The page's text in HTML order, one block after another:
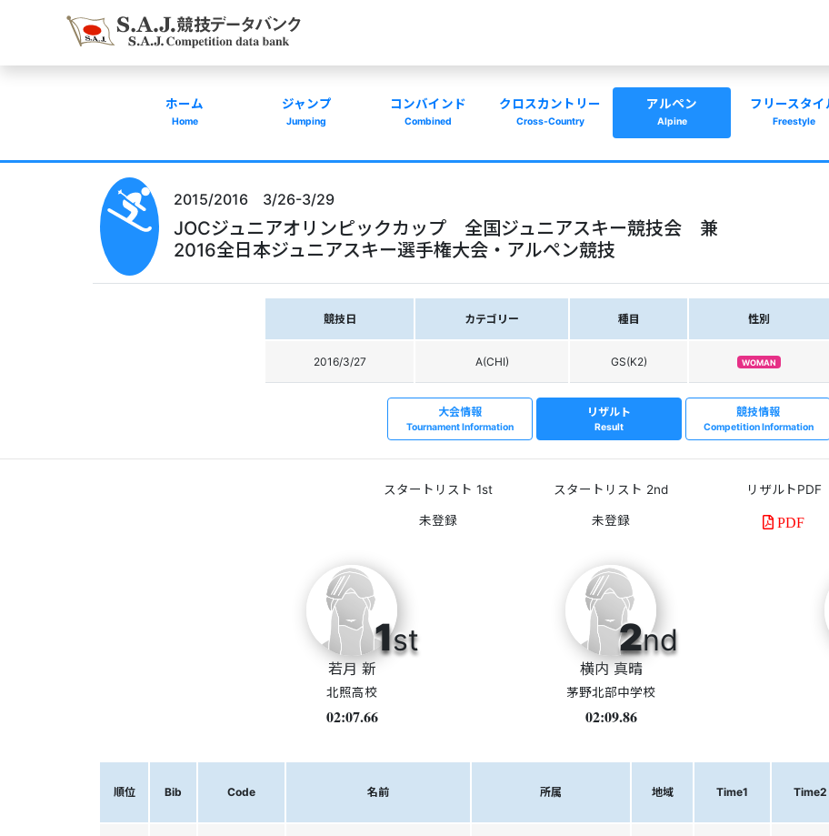
ホーム
Home
ジャンプ
Jumping
コンバインド
Combined
クロスカントリー
Cross-Country
アルペン
Alpine
フリースタイ
Freestyle
2015/2016 3/26-3/29
JOCジュニアオリンピックカップ 全国ジュニアスキー競技会 兼
2016全日本ジュニアスキー選手権大会・アルペン競技
競技日 カテゴリー 種目 性別
2016/3/27 A(CHI) GS(K2) WOMAN
大会情報
Tournament Information
リザルト
Result
競技情報
Competition Information
スタートリスト 1st スタートリスト 2nd リザルトPDF
PDF
1st
若月 新
北照高校
02:07.66
2nd
横内 真晴
茅野北部中学校
02:09.86
順位 Bib Code 名前 所属 地域 Time1 Time2